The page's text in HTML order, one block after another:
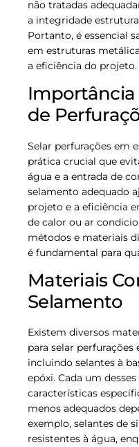
não tratadas
a integridade
Portanto, é essencial
em estruturas
a eficiência do projeto.
de
Selar perfurações em
prática crucial que
água e a entrada de
selamento adequado
projeto e a eficiência
de calor ou ar
métodos e materiais
é fundamental para
Materiais
Selamento
Existem diversos
para selar
incluindo selantes à
epóxi. Cada um
características
menos adequados
exemplo, selantes de
resistentes à água,